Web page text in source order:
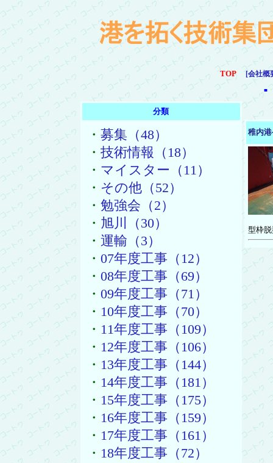
TOP [会社概
■
分類
・ 募集（48）
・ 技術情報（18）
・ マイスター（11）
・ その他（52）
・ 勉強会（2）
・ 旭川（30）
・ 運輸（3）
・ 07年度工事（12）
・ 08年度工事（69）
・ 09年度工事（71）
・ 10年度工事（70）
・ 11年度工事（109）
・ 12年度工事（106）
・ 13年度工事（144）
・ 14年度工事（181）
・ 15年度工事（175）
・ 16年度工事（159）
・ 17年度工事（161）
・ 18年度工事（72）
稚内
型枠